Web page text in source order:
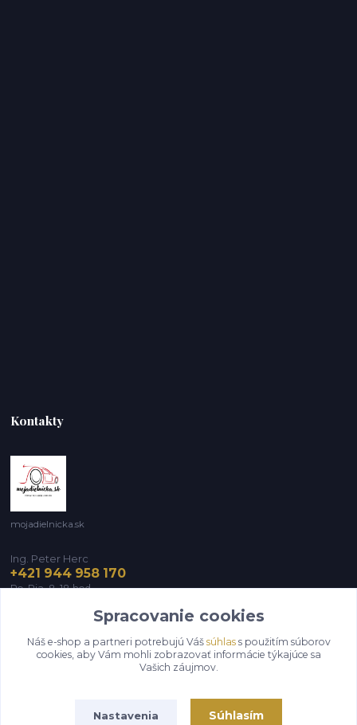
Kontakty
mojadielnicka.sk
Ing. Peter Herc
+421 944 958 170
Po-Pia, 8-18 hod.
infomojadielnicka@gmail.com
Spracovanie cookies
Náš e-shop a partneri potrebujú Váš súhlass použitím súborov
cookies, aby Vám mohli zobrazovať informácie týkajúce sa
Vašich záujmov.
Nastavenia Súhlasím